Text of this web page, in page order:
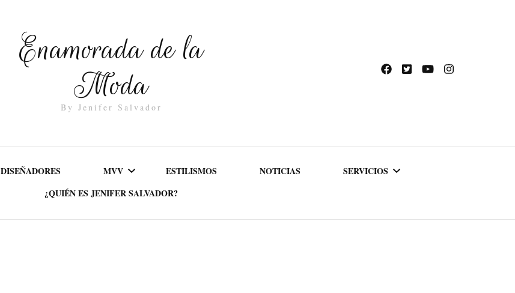
Enamorada de la
Moda
By Jenifer Salvador
DISEÑADORES MVV ESTILISMOS NOTICIAS SERVICIOS
¿QUIÉN ES JENIFER SALVADOR?